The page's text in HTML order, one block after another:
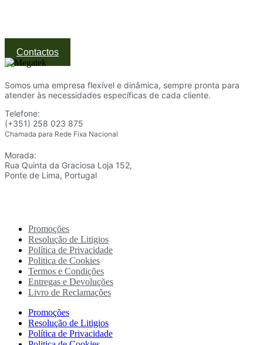
Contactos
Somos uma empresa flexível e dinâmica, sempre pronta para
atender às necessidades específicas de cada cliente.
Telefone:
(+351) 258 023 875
Chamada para Rede Fixa Nacional
Morada:
Rua Quinta da Graciosa Loja 152,
Ponte de Lima, Portugal
Promoções
Resolução de Litigios
Política de Privacidade
Politica de Cookies
Termos e Condições
Entregas e Devoluções
Livro de Reclamações
Promoções
Resolução de Litigios
Política de Privacidade